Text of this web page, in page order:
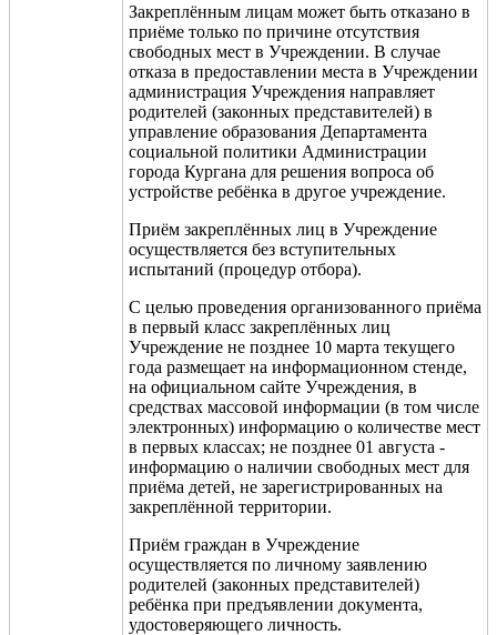
Закреплённым лицам может быть отказано в
приёме только по причине отсутствия
свободных мест в Учреждении. В случае
отказа в предоставлении места в Учреждении
администрация Учреждения направляет
родителей (законных представителей) в
управление образования Департамента
социальной политики Администрации
города Кургана для решения вопроса об
устройстве ребёнка в другое учреждение.
Приём закреплённых лиц в Учреждение
осуществляется без вступительных
испытаний (процедур отбора).
С целью проведения организованного приёма
в первый класс закреплённых лиц
Учреждение не позднее 10 марта текущего
года размещает на информационном стенде,
на официальном сайте Учреждения, в
средствах массовой информации (в том числе
электронных) информацию о количестве мест
в первых классах; не позднее 01 августа -
информацию о наличии свободных мест для
приёма детей, не зарегистрированных на
закреплённой территории.
Приём граждан в Учреждение
осуществляется по личному заявлению
родителей (законных представителей)
ребёнка при предъявлении документа,
удостоверяющего личность.